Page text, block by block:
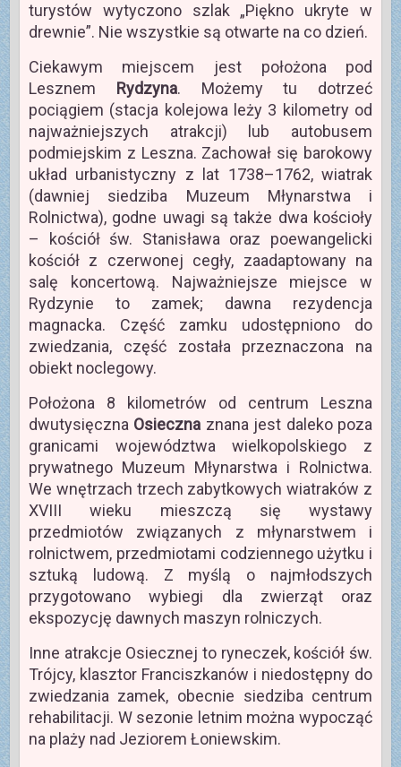
turystów wytyczono szlak „Piękno ukryte w
drewnie”. Nie wszystkie są otwarte na co dzień.
Ciekawym miejscem jest położona pod
Lesznem Rydzyna. Możemy tu dotrzeć
pociągiem (stacja kolejowa leży 3 kilometry od
najważniejszych atrakcji) lub autobusem
podmiejskim z Leszna. Zachował się barokowy
układ urbanistyczny z lat 1738–1762, wiatrak
(dawniej siedziba Muzeum Młynarstwa i
Rolnictwa), godne uwagi są także dwa kościoły
– kościół św. Stanisława oraz poewangelicki
kościół z czerwonej cegły, zaadaptowany na
salę koncertową. Najważniejsze miejsce w
Rydzynie to zamek; dawna rezydencja
magnacka. Część zamku udostępniono do
zwiedzania, część została przeznaczona na
obiekt noclegowy.
Położona 8 kilometrów od centrum Leszna
dwutysięczna Osieczna znana jest daleko poza
granicami województwa wielkopolskiego z
prywatnego Muzeum Młynarstwa i Rolnictwa.
We wnętrzach trzech zabytkowych wiatraków z
XVIII wieku mieszczą się wystawy
przedmiotów związanych z młynarstwem i
rolnictwem, przedmiotami codziennego użytku i
sztuką ludową. Z myślą o najmłodszych
przygotowano wybiegi dla zwierząt oraz
ekspozycję dawnych maszyn rolniczych.
Inne atrakcje Osiecznej to ryneczek, kościół św.
Trójcy, klasztor Franciszkanów i niedostępny do
zwiedzania zamek, obecnie siedziba centrum
rehabilitacji. W sezonie letnim można wypocząć
na plaży nad Jeziorem Łoniewskim.